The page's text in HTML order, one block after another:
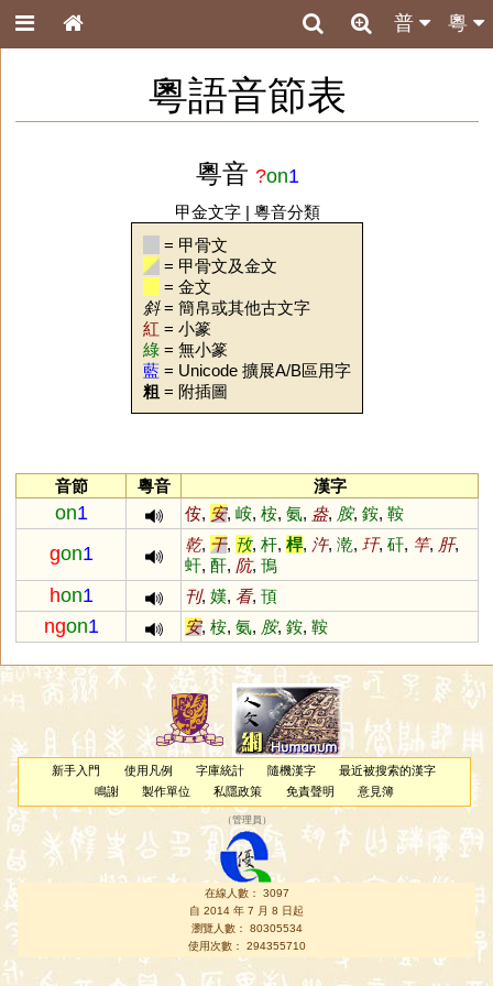
粵
普
粵語音節表
粵音 ?on1
甲金文字| 粵音分類
= 甲骨文
= 甲骨文及金文
= 金文
斜= 簡帛或其他古文字
紅 = 小篆
綠 = 無小篆
藍 = Unicode 擴展A/B區用字
粗 = 附插圖
音節 粵音 漢字
on1 侒, 安, 峖, 桉, 氨, 盎, 胺, 銨, 鞍
gon1 乾, 干, 攼, 杆, 桿, 汻, 漧, 玕, 矸, 竿, 肝,
虷, 酐, 阬, 鳱
hon1 刊, 嫨, 看, 頇
ngon1 安, 桉, 氨, 胺, 銨, 鞍
新手入門 使用凡例 字庫統計 隨機漢字
最近被搜索的漢字
鳴謝
製作單位 私隱政策 免責聲明 意見簿
（管理員 ）
在線人數： 3097
自 2014 年 7 月 8 日起
瀏覽人數： 80305534
使用次數： 294355710